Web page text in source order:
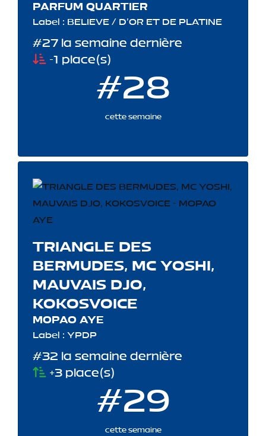
PARFUM QUARTIER
Label : BELIEVE / D'OR ET DE PLATINE
#27 la semaine dernière
-1 place(s)
#28
cette semaine
TRIANGLE DES
BERMUDES, MC YOSHI,
MAUVAIS DJO,
KOKOSVOICE
MOPAO AYE
Label : YPDP
#32 la semaine dernière
+3 place(s)
#29
cette semaine